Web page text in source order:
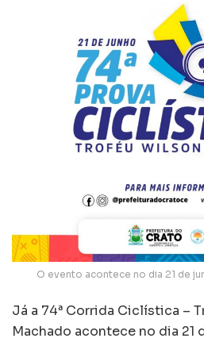
O evento acontece no dia 21 de
Já a 74ª Corrida Ciclística –
Machado acontece no dia 21